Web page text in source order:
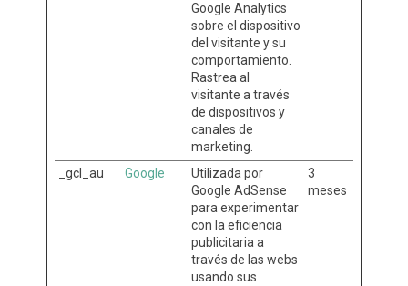
Google Analytics
sobre el dispositivo
del visitante y su
comportamiento.
Rastrea al
visitante a través
de dispositivos y
canales de
marketing.
_gcl_au Google
Utilizada por
Google AdSense
para experimentar
con la eficiencia
publicitaria a
través de las webs
usando sus
3
meses